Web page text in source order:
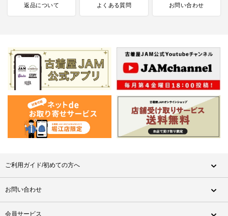
返品について よくある質問 お問い合わせ
ご利用ガイド/初めての方へ
お問い合わせ
会員サービス